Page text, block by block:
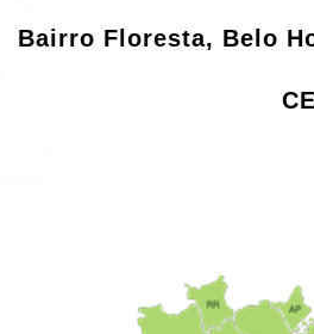
Bairro Floresta, Belo